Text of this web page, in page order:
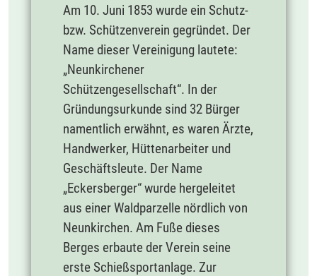
Am 10. Juni 1853 wurde ein Schutz-
bzw. Schützenverein gegründet. Der
Name dieser Vereinigung lautete:
„Neunkirchener
Schützengesellschaft“. In der
Gründungsurkunde sind 32 Bürger
namentlich erwähnt, es waren Ärzte,
Handwerker, Hüttenarbeiter und
Geschäftsleute. Der Name
„Eckersberger“ wurde hergeleitet
aus einer Waldparzelle nördlich von
Neunkirchen. Am Fuße dieses
Berges erbaute der Verein seine
erste Schießsportanlage. Zur